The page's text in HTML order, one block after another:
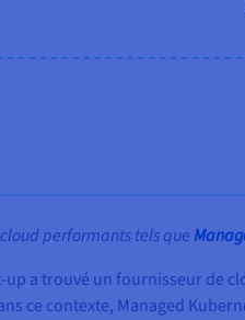
performants tels que
up a trouvé un fournisseur de
ce contexte, Managed